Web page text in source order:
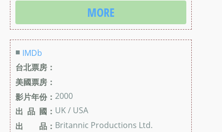
MORE
■ IMDb
台北票房：
美國票房：
影片年份： 2000
出 品 國： UK / USA
出 品： Britannic Productions Ltd.